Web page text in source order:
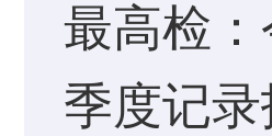
最高检
季度记